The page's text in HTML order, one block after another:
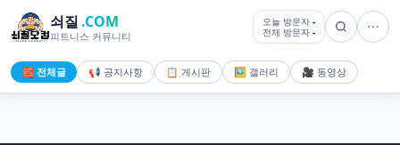
쇠질 .COM
피트니스 커뮤니티
오늘 방문자 -
전체 방문자 -
🧱 전체글 📢 공지사항 📋 게시판 🖼️ 갤러리 🎥 동영상